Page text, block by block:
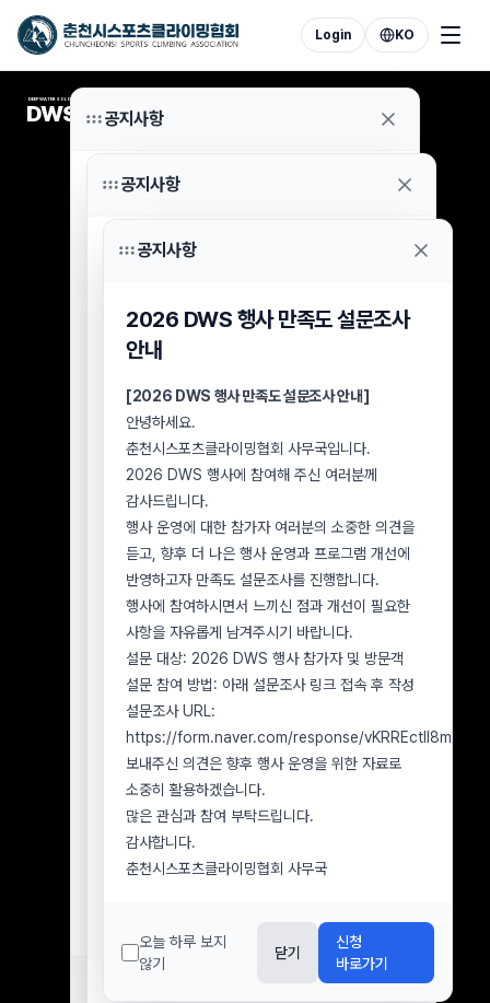
Login KO
공지사항
2026 DWS 7월 8일 우천 취소
참가자 환불 신청 안내
2026년 7월 8일 우천으로 취소된 DWS 행사
참가자 중 아직 참가비 환불을 신청하지 않으신
2026 DWS 행사가8월 2일(일)을 끝으로
종료됨에 따라, 미신청 환불 건에 대한 최종
접수기한을 아래와 같이 안내드립니다.
■ 환불 신청 대상
2026년 7월 8일 행사 참가 신청자 중 우천 취소에
따른 환불을 아직 신청하지 않은 참가자
■ 환불 신청 기한
2026년 8월 9일(일)까지
■ 유의사항
환불을 원하시는 참가자께서는 반드시 기한 내 환불
신청을 접수해 주시기 바랍니다.
2026년 8월 9일(일)까지 환불 신청이 접수되지
않은 경우, 환불 의사가 없는 것으로 간주하며
이후에는 참가비 환불이 불가합니다.
환불 신청 시 참가자 성명, 연락처, 환불 계좌번호
및 예금주를 정확히 기재해 주시기 바랍니다.
아직 환불 신청을 하지 않으신 참가자께서는 기한을
확인하시어 반드시 기간 내 접수해 주시기
바랍니다.
공지사항
2026 DWS 행사 분실물 보관 및
[2026 DWS 행사 분실물 보관 및 수령 안내]
안녕하세요.
2026 DWS 행사장에서 습득된 분실물에 대해
안내드립니다.
행사장에서 물품을 분실하신 참가자 및
방문객께서는 아래 내용을 확인하신 후 협회
사무국으로 문의해 주시기 바랍니다.
1. 분실물 확인 및 문의 방법
분실물 확인을 원하시는 경우 아래 정보를 함께
보내주시기 바랍니다.
분실자 성명 및 연락처
행사 참가 또는 방문 일자
분실한 것으로 추정되는 장소
분실물의 종류, 색상, 브랜드 및 특징 을
알려주십시오.
2. 분실물 수령 방법
분실물은 원칙적으로 본인 확인 후 직접 수령하실
수 있습니다.
부득이하게 택배 수령을 요청하시는 경우 본인
물품임이 확인된 후 착불로 발송할 수 있으며, 배송
과정에서 발생하는 파손이나 분실에 대해서는
3. 분실물 보관기간
행사장에서 습득된 분실물은습득일로부터 7일간
공지사항
2026 DWS 행사 만족도 설문조사
안내
[2026 DWS 행사 만족도 설문조사 안내]
안녕하세요.
춘천시스포츠클라이밍협회 사무국입니다.
2026 DWS 행사에 참여해 주신 여러분께
감사드립니다.
행사 운영에 대한 참가자 여러분의 소중한 의견을
듣고, 향후 더 나은 행사 운영과 프로그램 개선에
반영하고자 만족도 설문조사를 진행합니다.
행사에 참여하시면서 느끼신 점과 개선이 필요한
사항을 자유롭게 남겨주시기 바랍니다.
설문 대상: 2026 DWS 행사 참가자 및 방문객
설문 참여 방법: 아래 설문조사 링크 접속 후 작성
설문조사 URL:
https://form.naver.com/response/
보내주신 의견은 향후 행사 운영을 위한 자료로
소중히 활용하겠습니다.
많은 관심과 참여 부탁드립니다.
감사합니다.
춘천시스포츠클라이밍협회 사무국
오늘 하루 보지
않기
닫기
신청
바로가기
DEEP WATER SOLOING
DWS